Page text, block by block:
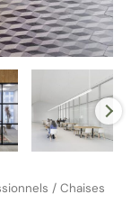
/ Chaises